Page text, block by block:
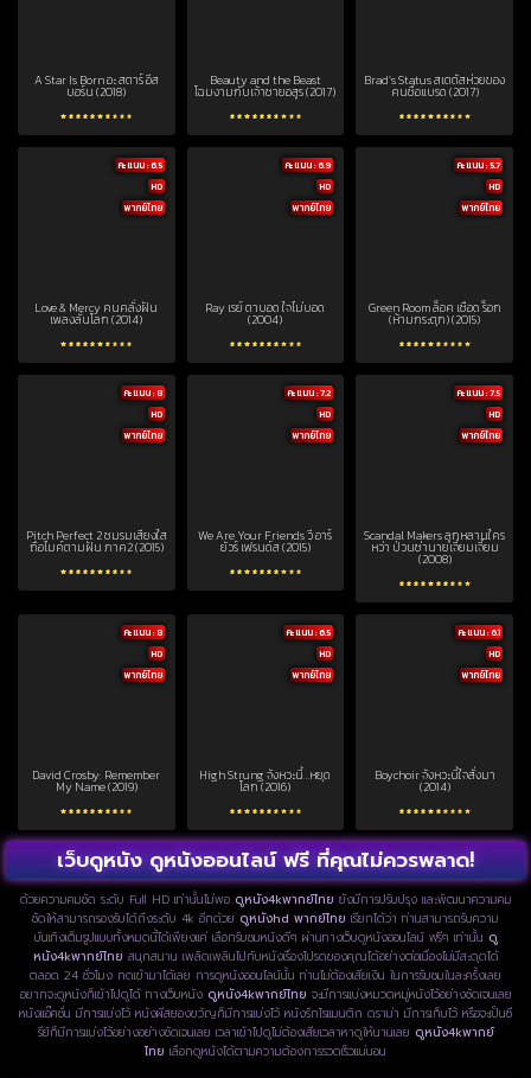
A Star Is Born อะ สตาร์ อีส
บอร์น (2018)
Beauty and the Beast
โฉมงามกับเจ้าชายอสูร (2017)
Brad’s Status สเตตัสห่วยของ
คนชื่อแบรด (2017)
คะแนน : 6.5
HD
พากย์ไทย
Love & Mercy คนคลั่งฝัน
เพลงลั่นโลก (2014)
คะแนน : 6.9
HD
พากย์ไทย
Ray เรย์ ตาบอด ใจไม่บอด
(2004)
คะแนน : 5.7
HD
พากย์ไทย
Green Room ล็อค เชือด ร็อก
(ห้ามกระตุก) (2015)
คะแนน : 8
HD
พากย์ไทย
Pitch Perfect 2 ชมรมเสียงใส
ถือไมค์ตามฝัน ภาค2 (2015)
คะแนน : 7.2
HD
พากย์ไทย
We Are Your Friends วี อาร์
ยัวร์ เฟรนด์ส (2015)
คะแนน : 7.5
HD
พากย์ไทย
Scandal Makers ลูกหลานใคร
หว่า ป่วนซ่านายเจี๋ยมเจี้ยม
(2008)
คะแนน : 8
HD
พากย์ไทย
David Crosby: Remember
My Name (2019)
คะแนน : 6.5
HD
พากย์ไทย
High Strung จังหวะนี้…หยุด
โลก (2016)
คะแนน : 6.1
HD
พากย์ไทย
Boychoir จังหวะนี้ใจสั่งมา
(2014)
เว็บดูหนัง ดูหนังออนไลน์ ฟรี ที่คุณไม่ควรพลาด!
ด้วยความคมชัด ระดับ Full HD เท่านั้นไม่พอ ดูหนัง4kพากย์ไทย ยังมีการปรับปรุง และพัฒนาความคม
ชัดให้สามารถรองรับได้ถึงระดับ 4k อีกด้วย ดูหนังhd พากย์ไทย เรียกได้ว่า ท่านสามารถรับความ
บันเทิงเต็มรูปแบบทั้งหมดนี้ได้เพียงแค่ เลือกรับชมหนังดีๆ ผ่านทางเว็บดูหนังออนไลน์ ฟรีๆ เท่านั้น ดู
หนัง4kพากย์ไทย สนุกสนาน เพลิดเพลินไปกับหนังเรื่องโปรดของคุณได้อย่างต่อเนื่องไม่มีสะดุดได้
ตลอด 24 ชั่วโมง กดเข้ามาได้เลย การดูหนังออนไลน์นั้น ท่านไม่ต้องเสียเงิน ในการรับชมในละครั้งเลย
อยากจะดูหนังก็เข้าไปดูได้ ทางเว็บหนัง ดูหนัง4kพากย์ไทย จะมีการแบ่งหมวดหมู่หนังไว้อย่างชัดเจนเลย
หนังแอ๊คชั่น มีการแบ่งไว้ หนังผีสยองขวัญก็มีการแบ่งไว้ หนังรักโรแมนติก ดราม่า มีการเก็บไว้ หรือจะเป็นซี
รีย์ก็มีการแบ่งไว้อย่างอย่างชัดเจนเลย เวลาเข้าไปดูไม่ต้องเสียเวลาหาดูให้นานเลย ดูหนัง4kพากย์
ไทย เลือกดูหนังได้ตามความต้องการรวดเร็วแน่นอน